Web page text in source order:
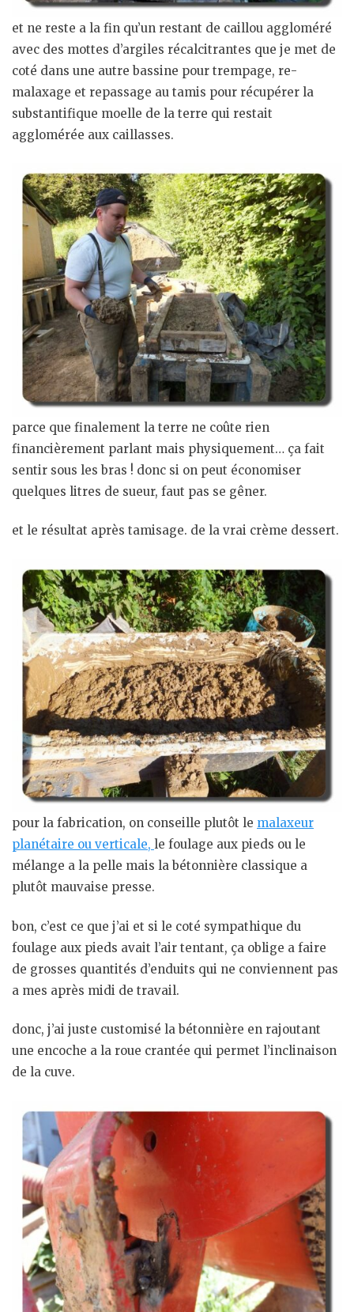
et ne reste a la fin qu’un restant de caillou aggloméré
avec des mottes d’argiles récalcitrantes que je met de
coté dans une autre bassine pour trempage, re-
malaxage et repassage au tamis pour récupérer la
substantifique moelle de la terre qui restait
agglomérée aux caillasses.
parce que finalement la terre ne coûte rien
financièrement parlant mais physiquement… ça fait
sentir sous les bras ! donc si on peut économiser
quelques litres de sueur, faut pas se gêner.
et le résultat après tamisage. de la vrai crème dessert.
pour la fabrication, on conseille plutôt le malaxeur
planétaire ou verticale, le foulage aux pieds ou le
mélange a la pelle mais la bétonnière classique a
plutôt mauvaise presse.
bon, c’est ce que j’ai et si le coté sympathique du
foulage aux pieds avait l’air tentant, ça oblige a faire
de grosses quantités d’enduits qui ne conviennent pas
a mes après midi de travail.
donc, j’ai juste customisé la bétonnière en rajoutant
une encoche a la roue crantée qui permet l’inclinaison
de la cuve.